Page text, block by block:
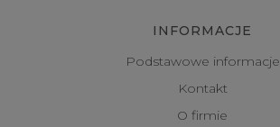
INFORMACJE
Podstawowe informacje
Kontakt
O firmie